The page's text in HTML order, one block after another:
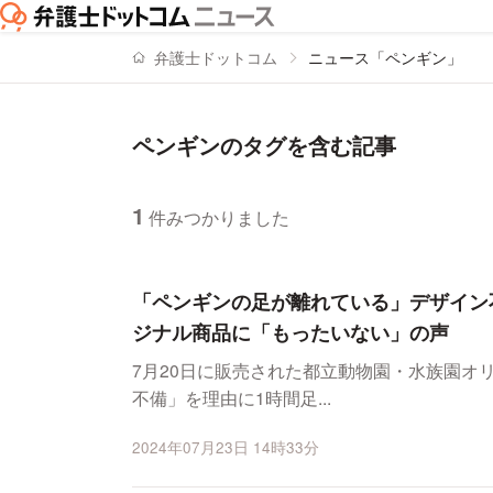
弁護士ドットコム ニュース「ペンギン」
ペンギンのタグを含む記事
1 件みつかりました
「ペンギンの足が離れている」デザイ
ジナル商品に「もったいない」の声
7月20日に販売された都立動物園・水族園オ
不備」を理由に1時間足...
2024年07月23日 14時33分